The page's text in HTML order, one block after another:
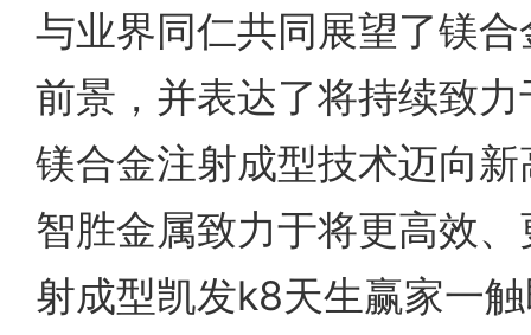
与业界同仁共同展望了镁
前景，并表达了将持续致
镁合金注射成型技术迈向
智胜金属致力于将更高效
射成型凯发k8天生赢家一